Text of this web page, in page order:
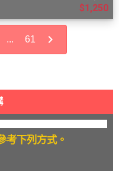
$1,250
... 61
考下列方式。